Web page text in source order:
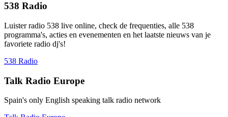
538 Radio
Luister radio 538 live online, check de frequenties, alle 538
programma's, acties en evenementen en het laatste nieuws van je
favoriete radio dj's!
538 Radio
Talk Radio Europe
Spain's only English speaking talk radio network